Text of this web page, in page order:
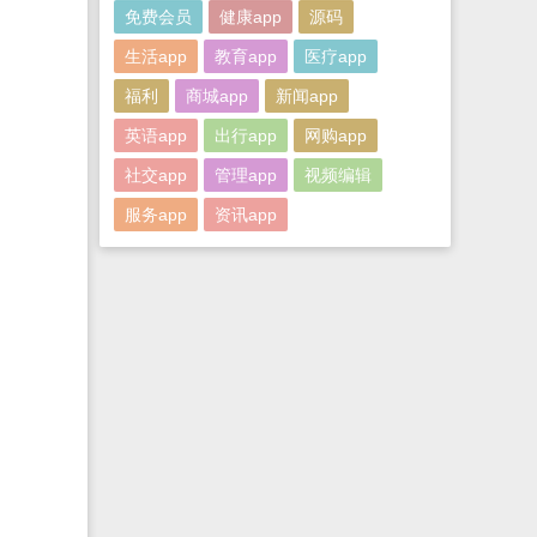
免费会员 健康app 源码
生活app 教育app 医疗app
福利 商城app 新闻app
英语app 出行app 网购app
社交app 管理app 视频编辑
服务app 资讯app